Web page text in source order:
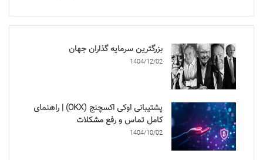
بزرگترین سرمایه گذاران جهان
1404/12/02
پشتیبانی اوکی اکسچنج (OKX) | راهنمای
کامل تماس و رفع مشکلات
1404/10/02